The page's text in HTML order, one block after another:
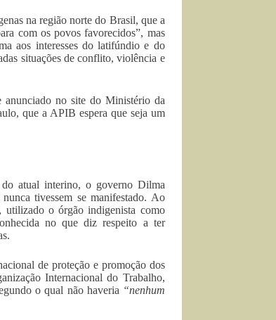
na região norte do Brasil, que a
com os povos favorecidos”, mas
aos interesses do latifúndio e do
situações de conflito, violência e
anunciado no site do Ministério da
que a APIB espera que seja um
do atual interino, o governo Dilma
tivessem se manifestado. Ao
utilizado o órgão indigenista como
no que diz respeito a ter
de proteção e promoção dos
Internacional do Trabalho,
o qual não haveria “nenhum